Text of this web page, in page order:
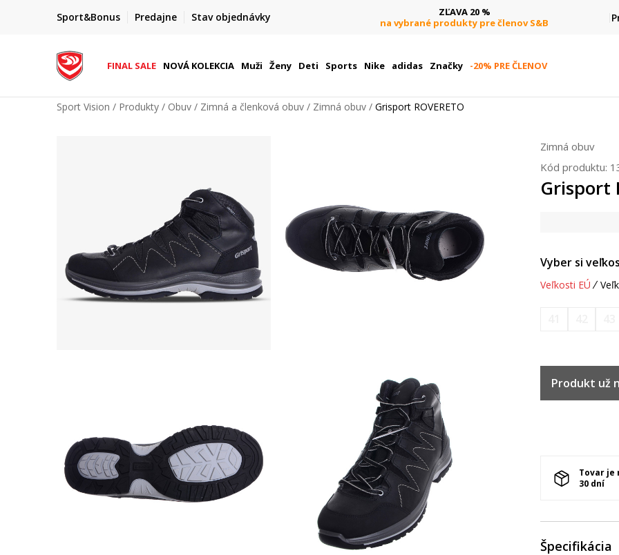
Sport&Bonus Predajne Stav objednávky
FINAL SALE AŽ -60 %
+ extra zľava 10 % len do 9. 8.
ZĽAVA 20 %
na vybrané produkty pre členov S&B
FINAL SALE NOVÁ KOLEKCIA Muži Ženy Deti Sports Nike adidas Značky -20% PRE ČLENOV
Sport Vision Produkty Obuv Zimná a členková obuv Zimná obuv Grisport ROVERETO
Zimná obuv
Kód produktu:
Grisport
Vyber si
Veľkosti EÚ
Produkt už
Tovar je
30 dní
Špecifikácia